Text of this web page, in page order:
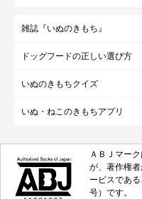
雑誌『いぬのきもち』
ドッグフードの正しい選び方
いぬのきもちクイズ
いぬ・ねこのきもちアプリ
ＡＢＪマー
が、著作権
ービスであ
号）です。